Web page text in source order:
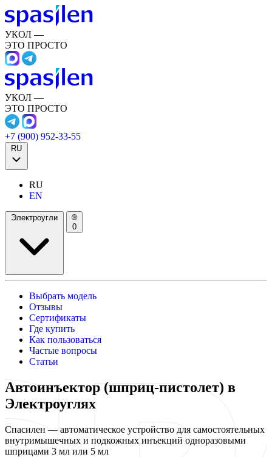
УКОЛ —
ЭТО ПРОСТО
УКОЛ —
ЭТО ПРОСТО
+7 (900) 952-33-55
RU
RU
EN
Электроугли
0
Выбрать модель
Отзывы
Сертификаты
Где купить
Как пользоваться
Частые вопросы
Статьи
Автоинъектор (шприц-пистолет) в
Электроуглях
Спасилен — автоматическое устройство для самостоятельных
внутримышечных и подкожных инъекций одноразовыми
шприцами 3 мл или 5 мл